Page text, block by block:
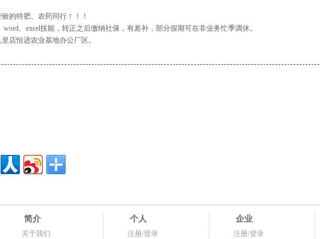
的特肥、农药同行！！！
、excel技能，转正之后缴纳社保，有差补，部分假期可在非业务忙季调休。
店恒进农业基地办公厂区。
简介
关于我们
个人
注册/登录
企业
注册/登录